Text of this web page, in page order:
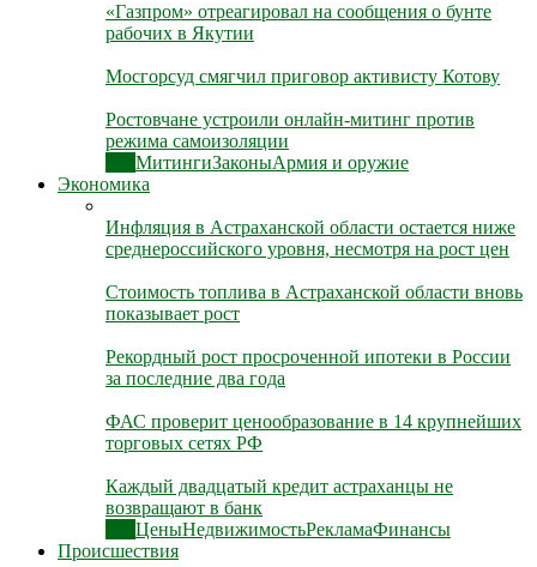
«Газпром» отреагировал на сообщения о бунте
рабочих в Якутии
Мосгорсуд смягчил приговор активисту Котову
Ростовчане устроили онлайн-митинг против
режима самоизоляции
МитингиЗаконыАрмия и оружие
Экономика
Инфляция в Астраханской области остается ниже
среднероссийского уровня, несмотря на рост цен
Стоимость топлива в Астраханской области вновь
показывает рост
Рекордный рост просроченной ипотеки в России
за последние два года
ФАС проверит ценообразование в 14 крупнейших
торговых сетях РФ
Каждый двадцатый кредит астраханцы не
возвращают в банк
ЦеныНедвижимостьРекламаФинансы
Происшествия